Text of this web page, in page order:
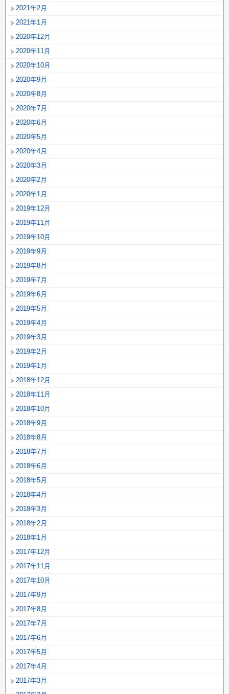
2021年2月
2021年1月
2020年12月
2020年11月
2020年10月
2020年9月
2020年8月
2020年7月
2020年6月
2020年5月
2020年4月
2020年3月
2020年2月
2020年1月
2019年12月
2019年11月
2019年10月
2019年9月
2019年8月
2019年7月
2019年6月
2019年5月
2019年4月
2019年3月
2019年2月
2019年1月
2018年12月
2018年11月
2018年10月
2018年9月
2018年8月
2018年7月
2018年6月
2018年5月
2018年4月
2018年3月
2018年2月
2018年1月
2017年12月
2017年11月
2017年10月
2017年9月
2017年8月
2017年7月
2017年6月
2017年5月
2017年4月
2017年3月